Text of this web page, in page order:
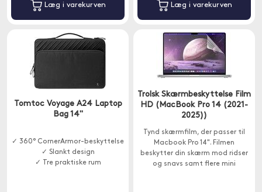
Læg i varekurven Læg i varekurven
Tomtoc Voyage A24 Laptop
Bag 14"
✓ 360° CornerArmor-beskyttelse
✓ Slankt design
✓ Tre praktiske rum
Trolsk Skærmbeskyttelse Film
HD (MacBook Pro 14 (2021-
2025))
Tynd skærmfilm, der passer til
Macbook Pro 14". Filmen
beskytter din skærm mod ridser
og snavs samt flere mini